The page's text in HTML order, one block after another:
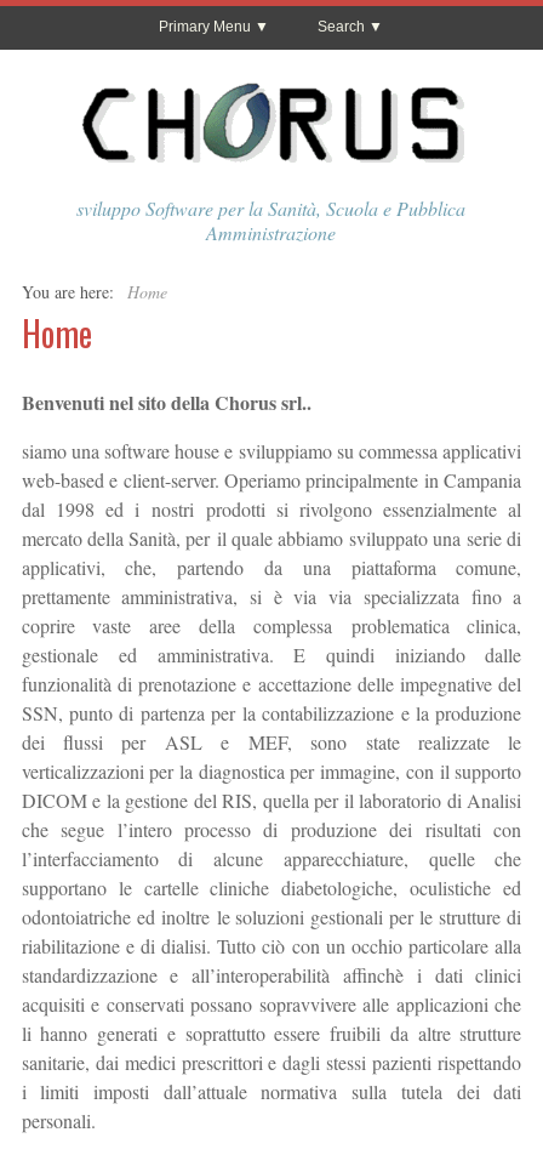
Primary Menu Search
sviluppo Software per la Sanità, Scuola e Pubblica
Amministrazione
You are here: Home
Home
Benvenuti nel sito della Chorus srl..
siamo una software house e sviluppiamo su commessa applicativi
web-based e client-server. Operiamo principalmente in Campania
dal 1998 ed i nostri prodotti si rivolgono essenzialmente al
mercato della Sanità, per il quale abbiamo sviluppato una serie di
applicativi, che, partendo da una piattaforma comune,
prettamente amministrativa, si è via via specializzata fino a
coprire vaste aree della complessa problematica clinica,
gestionale ed amministrativa. E quindi iniziando dalle
funzionalità di prenotazione e accettazione delle impegnative del
SSN, punto di partenza per la contabilizzazione e la produzione
dei flussi per ASL e MEF, sono state realizzate le
verticalizzazioni per la diagnostica per immagine, con il supporto
DICOM e la gestione del RIS, quella per il laboratorio di Analisi
che segue l’intero processo di produzione dei risultati con
l’interfacciamento di alcune apparecchiature, quelle che
supportano le cartelle cliniche diabetologiche, oculistiche ed
odontoiatriche ed inoltre le soluzioni gestionali per le strutture di
riabilitazione e di dialisi. Tutto ciò con un occhio particolare alla
standardizzazione e all’interoperabilità affinchè i dati clinici
acquisiti e conservati possano sopravvivere alle applicazioni che
li hanno generati e soprattutto essere fruibili da altre strutture
sanitarie, dai medici prescrittori e dagli stessi pazienti rispettando
i limiti imposti dall’attuale normativa sulla tutela dei dati
personali.